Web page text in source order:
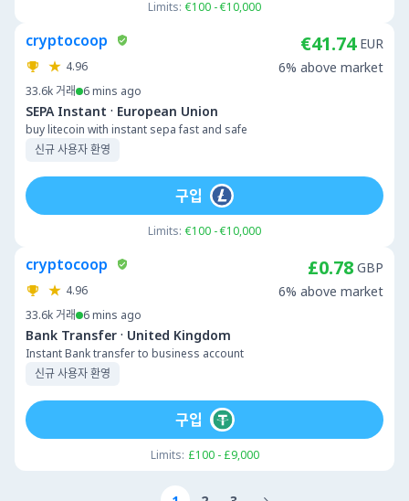
Limits: €100 - €10,000
cryptocoop
4.96
33.6k 거래 6 mins ago
SEPA Instant · European Union
buy litecoin with instant sepa fast and safe
신규 사용자 환영
€41.74 EUR
6% above market
Limits: €100 - €10,000
구입
cryptocoop
4.96
33.6k 거래 6 mins ago
Bank Transfer · United Kingdom
Instant Bank transfer to business account
신규 사용자 환영
£0.78 GBP
6% above market
Limits: £100 - £9,000
구입